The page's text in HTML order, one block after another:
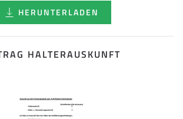
HERUNTERLADEN
HALTERAUSKUNFT